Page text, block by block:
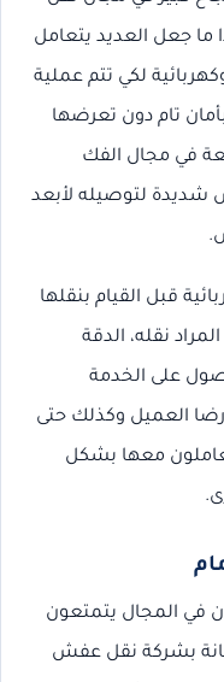
ما جعل العديد يتعامل
لكي تتم عملية
تام دون تعرضها
في مجال الفك
شديدة لتوصيله لأبعد
قبل القيام بنقلها
نقله، الدقة
على الخدمة
العميل وكذلك حتى
معها بشكل
المجال يتمتعون
بشركة نقل عفش